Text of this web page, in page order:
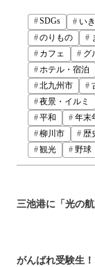
SDGs い
のりもの
カフェ
グ
ホテル・宿泊
北九州市
夜景・イルミ
平和
年末
柳川市
歴
観光
野球
三池港に「光の
がんばれ受験生